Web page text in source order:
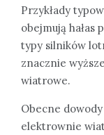
Przykłady
obejmują hałas
typy silników
znacznie
wiatrowe.
Obecne
elektrownie